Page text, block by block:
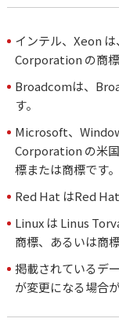
インテル、Xeon
Corporation の商標
Broadcomは、
す。
Microsoft、
Corporation の米
標または商標です。
Red Hat はRed
Linux は Linus
商標、あるいは商標
掲載されているデ
が変更になる場合